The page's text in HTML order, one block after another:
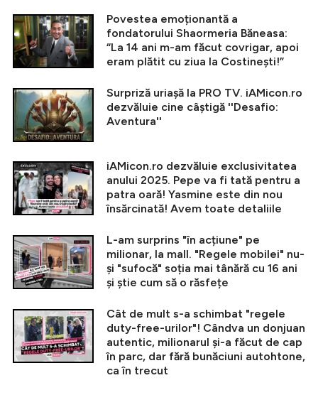
Povestea emoționantă a
fondatorului Shaormeria Băneasa:
“La 14 ani m-am făcut covrigar, apoi
eram plătit cu ziua la Costinești!”
Surpriză uriașă la PRO TV. iAMicon.ro
dezvăluie cine câștigă ''Desafio:
Aventura''
iAMicon.ro dezvăluie exclusivitatea
anului 2025. Pepe va fi tată pentru a
patra oară! Yasmine este din nou
însărcinată! Avem toate detaliile
L-am surprins "în acțiune" pe
milionar, la mall. "Regele mobilei" nu-
și "sufocă" soția mai tânără cu 16 ani
și știe cum să o răsfețe
Cât de mult s-a schimbat "regele
duty-free-urilor"! Cândva un donjuan
autentic, milionarul și-a făcut de cap
în parc, dar fără bunăciuni autohtone,
ca în trecut